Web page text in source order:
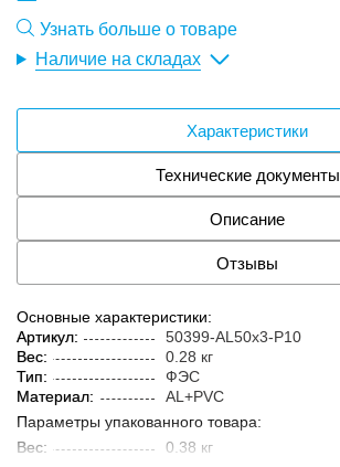
Узнать больше о товаре
Наличие на складах
Характеристики
Технические документы
Описание
Отзывы
Основные характеристики:
Артикул:
50399-AL50x3-P10
Вес:
0.28 кг
Тип:
ФЭС
Материал:
AL+PVC
Параметры упакованного товара:
Вес:
0.38 кг